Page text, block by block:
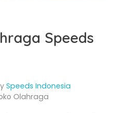
Speeds
Speeds Indonesia
Olahraga